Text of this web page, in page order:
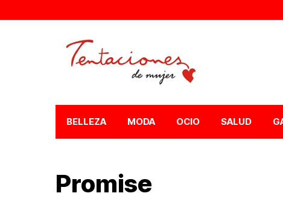
BELLEZA MODA OCIO SALUD
Promise